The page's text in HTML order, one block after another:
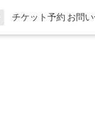
チケット予約 お問